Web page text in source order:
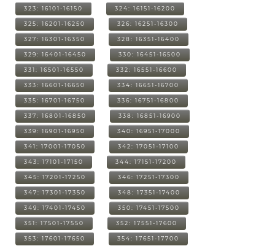
323: 16101-16150 324: 16151-16200
325: 16201-16250 326: 16251-16300
327: 16301-16350 328: 16351-16400
329: 16401-16450 330: 16451-16500
331: 16501-16550 332: 16551-16600
333: 16601-16650 334: 16651-16700
335: 16701-16750 336: 16751-16800
337: 16801-16850 338: 16851-16900
339: 16901-16950 340: 16951-17000
341: 17001-17050 342: 17051-17100
343: 17101-17150 344: 17151-17200
345: 17201-17250 346: 17251-17300
347: 17301-17350 348: 17351-17400
349: 17401-17450 350: 17451-17500
351: 17501-17550 352: 17551-17600
353: 17601-17650 354: 17651-17700